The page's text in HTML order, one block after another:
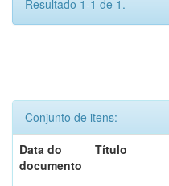
Resultado 1-1 de 1.
Conjunto de itens:
Data do
documento
Título